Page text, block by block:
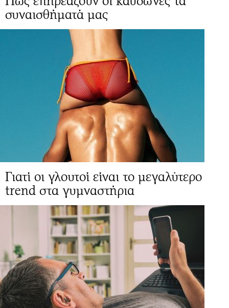
συναισθήματά μας
Γιατί οι γλουτοί είναι το μεγαλύτερο
trend στα γυμναστήρια